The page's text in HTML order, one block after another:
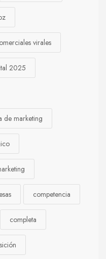
virales
2025
de marketing
competencia
completa